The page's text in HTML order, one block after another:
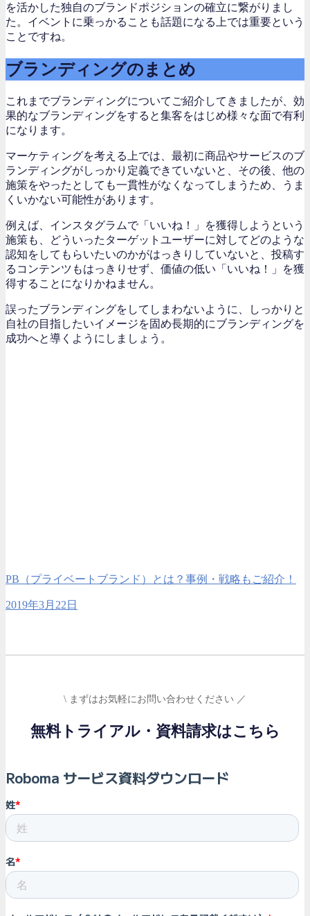
を活かした独自のブランドポジションの確立に繋がりまし
た。イベントに乗っかることも話題になる上では重要という
ことですね。
ブランディングのまとめ
これまでブランディングについてご紹介してき ましたが、効
果的なブランディングをすると集客をはじめ様々な面で有利
になります。
マーケティングを考える上では、最初に商品やサービスのブ
ランディングがしっかり定義できていないと、その後、他の
施策をやったとしても一貫性がなくなってしまうため、うま
くいかない可能性があります。
例えば、インスタグラムで「いいね！」を獲得しようという
施策も、どういったターゲットユーザーに対してどのような
認知をしてもらいたいのかがはっきりしていないと、投稿す
るコンテンツもはっきりせず、価値の低い「いいね！」を獲
得することになりかねません。
誤ったブランディングをしてしまわないように、しっかりと
自社の目指したいイメージを固め長期的にブランディングを
成功へと導くようにしましょう。
PB（プライベートブランド）とは？事例・戦略もご紹介！
2019年3月22日
\ まずはお気軽にお問い合わせください ／
無料トライアル・資料請求はこちら